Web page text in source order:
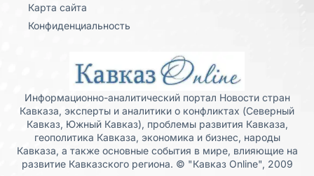
Карта сайта
Конфиденциальность
Информационно-аналитический портал Новости стран
Кавказа, эксперты и аналитики о конфликтах (Северный
Кавказ, Южный Кавказ), проблемы развития Кавказа,
геополитика Кавказа, экономика и бизнес, народы
Кавказа, а также основные события в мире, влияющие на
развитие Кавказского региона. © "Кавказ Online", 2009